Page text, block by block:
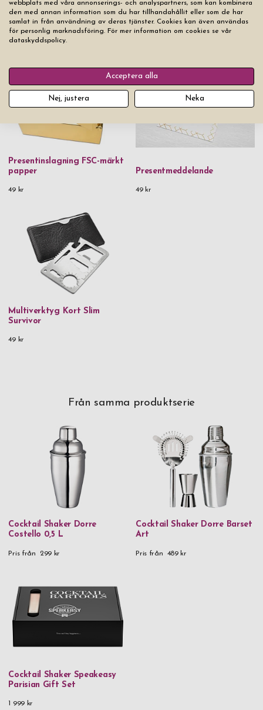
Presentinslagning FSC-märkt
papper
49 kr
Presentmeddelande
49 kr
Multiverktyg Kort Slim
Survivor
49 kr
Från samma produktserie
Cocktail Shaker Dorre
Costello 0,5 L
Pris från 299 kr
Cocktail Shaker Dorre Barset
Art
Pris från 489 kr
Cocktail Shaker Speakeasy
Parisian Gift Set
1 999 kr
webbplats med våra annonserings- och analyspartners, som kan kombinera
den med annan information som du har tillhandahållit eller som de har
samlat in från användning av deras tjänster. Cookies kan även användas
för personlig marknadsföring. För mer information om cookies se vår
dataskyddspolicy.
Acceptera alla
Nej, justera Neka